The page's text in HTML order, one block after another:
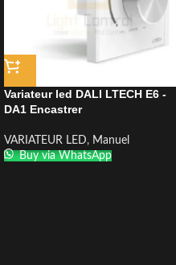
Variateur led DALI LTECH E6 -
DA1 Encastrer
VARIATEUR LED, Manuel
Buy via WhatsApp